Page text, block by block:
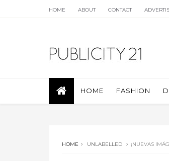
HOME ABOUT CONTACT
HOME FASHION
HOME UNLABELLED ¡NUEVAS